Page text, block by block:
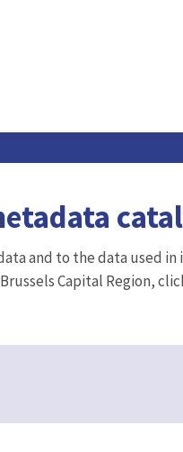
and to the data used
Capital Region,